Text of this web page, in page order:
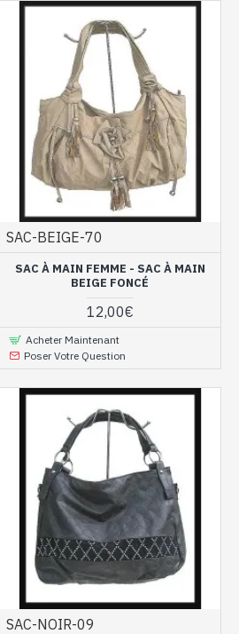
SAC-BEIGE-70
SAC À MAIN FEMME - SAC À MAIN
BEIGE FONCÉ
12,00€
Acheter Maintenant
Poser Votre Question
SAC-NOIR-09